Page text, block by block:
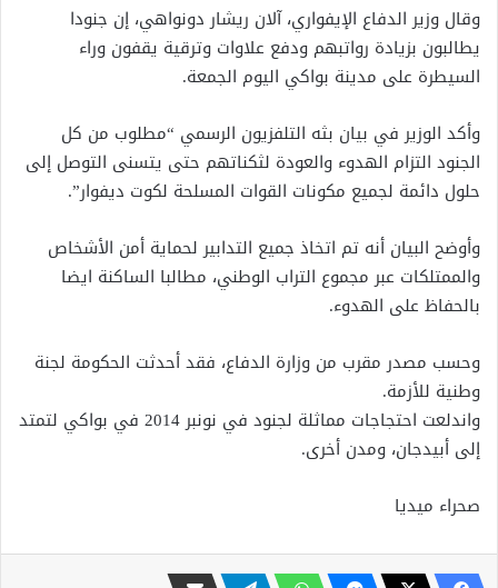
وقال وزير الدفاع الإيفواري، آلان ريشار دونواهي، إن جنودا
يطالبون بزيادة رواتبهم ودفع علاوات وترقية يقفون وراء
السيطرة على مدينة بواكي اليوم الجمعة.
وأكد الوزير في بيان بثه التلفزيون الرسمي “مطلوب من كل
الجنود التزام الهدوء والعودة لثكناتهم حتى يتسنى التوصل إلى
حلول دائمة لجميع مكونات القوات المسلحة لكوت ديفوار”.
وأوضح البيان أنه تم اتخاذ جميع التدابير لحماية أمن الأشخاص
والممتلكات عبر مجموع التراب الوطني، مطالبا الساكنة ايضا
بالحفاظ على الهدوء.
وحسب مصدر مقرب من وزارة الدفاع، فقد أحدثت الحكومة لجنة
وطنية للأزمة.
واندلعت احتجاجات مماثلة لجنود في نونبر 2014 في بواكي لتمتد
إلى أبيدجان، ومدن أخرى.
صحراء ميديا